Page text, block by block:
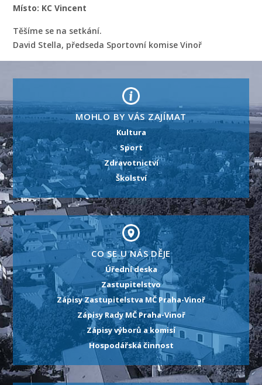
Místo: KC Vincent
Těšíme se na setkání.
David Stella, předseda Sportovní komise Vinoř
MOHLO BY VÁS ZAJÍMAT
Kultura
Sport
Zdravotnictví
Školství
CO SE U NÁS DĚJE
Úřední deska
Zastupitelstvo
Zápisy Zastupitelstva MČ Praha-Vinoř
Zápisy Rady MČ Praha-Vinoř
Zápisy výborů a komisí
Hospodářská činnost